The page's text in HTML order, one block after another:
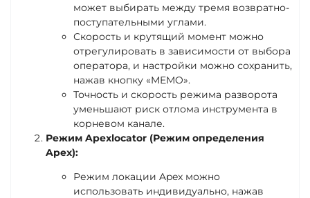
может выбирать между тремя возвратно-
поступательными углами.
Скорость и крутящий момент можно
отрегулировать в зависимости от выбора
оператора, и настройки можно сохранить,
нажав кнопку «MEMO».
Точность и скорость режима разворота
уменьшают риск отлома инструмента в
корневом канале.
Режим Apexlocator (Режим определения
Apex):
Режим локации Apex можно
использовать индивидуально, нажав